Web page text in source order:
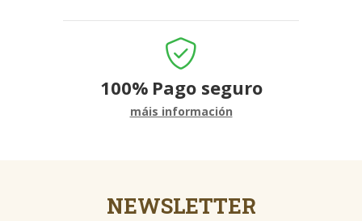
100% Pago seguro
máis información
NEWSLETTER